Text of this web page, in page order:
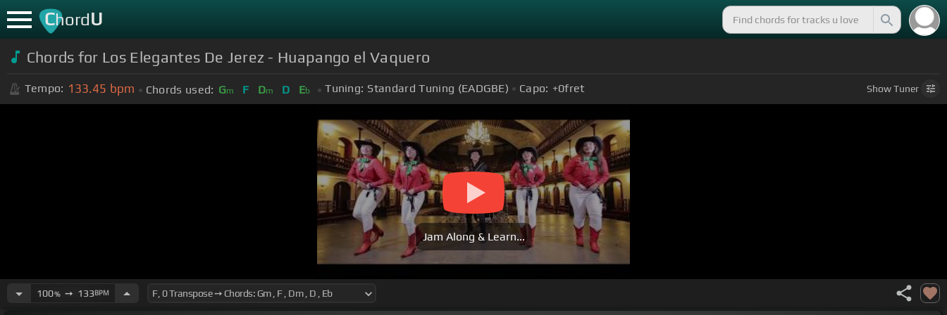
ChordU
Chords for Los Elegantes De Jerez - Huapango el Vaquero
Tempo: 133.45 bpm Chords used: Gm F Dm D Eb Tuning: Standard Tuning (EADGBE) Capo: +0fret ShowTuner
Jam Along & Learn...
100%➙ 133BPM